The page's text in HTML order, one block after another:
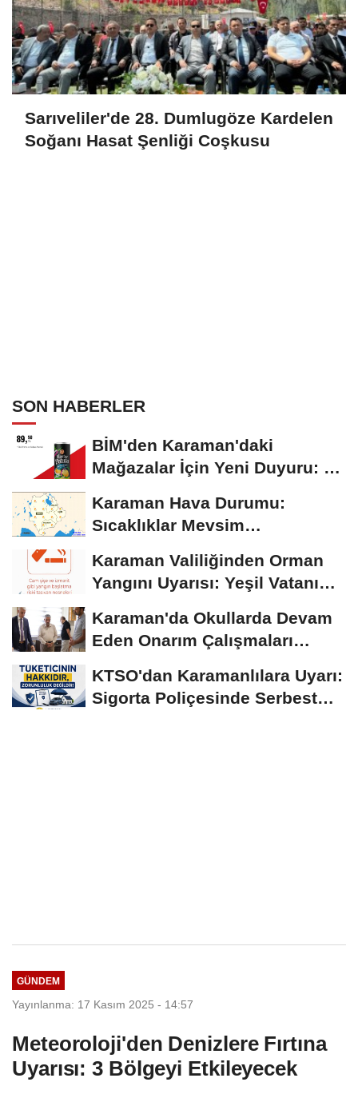
Sarıveliler'de 28. Dumlugöze Kardelen
Soğanı Hasat Şenliği Coşkusu
SON HABERLER
BİM'den Karaman'daki
Mağazalar İçin Yeni Duyuru: 11
Karaman Hava Durumu:
Sıcaklıklar Mevsim
Seyrediyor
Karaman Valiliğinden Orman
Yangını Uyarısı: Yeşil Vatanı
Karaman'da Okullarda Devam
Eden Onarım Çalışmaları
KTSO'dan Karamanlılara Uyarı:
Sigorta Poliçesinde Serbest
GÜNDEM
Yayınlanma: 17 Kasım 2025 - 14:57
Meteoroloji'den Denizlere Fırtına
Uyarısı: 3 Bölgeyi Etkileyecek